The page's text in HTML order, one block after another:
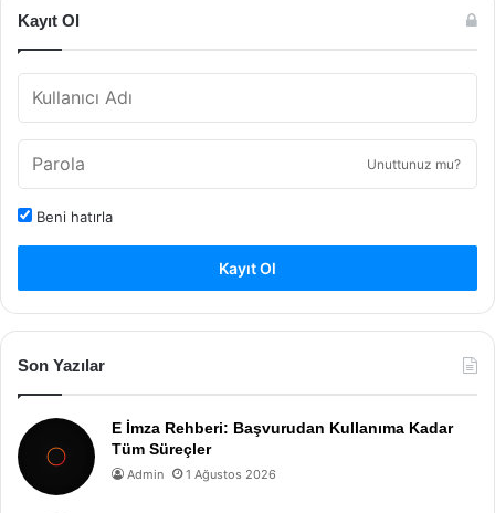
Kayıt Ol
Unuttunuz mu?
Beni hatırla
Kayıt Ol
Son Yazılar
E İmza Rehberi: Başvurudan Kullanıma Kadar
Tüm Süreçler
Admin 1 Ağustos 2026